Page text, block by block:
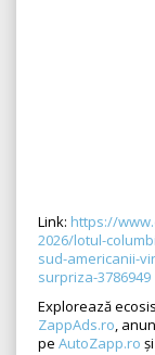
Link: https://
2026/lotul-
sud-americanii-
surpriza-3786949
Explorează
ZappAds.ro,
pe AutoZapp.ro